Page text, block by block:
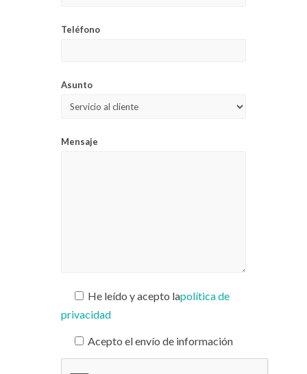
Teléfono
Asunto
Mensaje
He leído y acepto lapolítica de
privacidad
Acepto el envío de información